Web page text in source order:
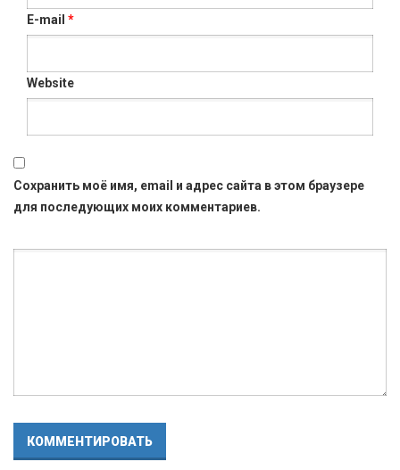
E-mail *
Website
Сохранить моё имя, email и адрес сайта в этом браузере
для последующих моих комментариев.